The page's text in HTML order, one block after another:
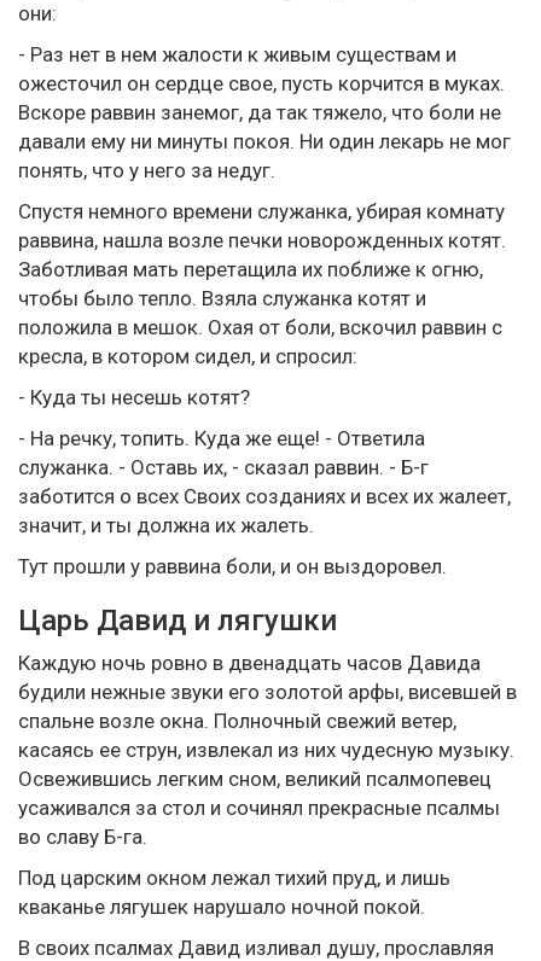
они:
- Раз нет в нем жалости к живым существам и
ожесточил он сердце свое, пусть корчится в муках.
Вскоре раввин занемог, да так тяжело, что боли не
давали ему ни минуты покоя. Ни один лекарь не мог
понять, что у него за недуг.
Спустя немного времени служанка, убирая комнату
раввина, нашла возле печки новорожденных котят.
Заботливая мать перетащила их поближе к огню,
чтобы было тепло. Взяла служанка котят и
положила в мешок. Охая от боли, вскочил раввин с
кресла, в котором сидел, и спросил:
- Куда ты несешь котят?
- На речку, топить. Куда же еще! - Ответила
служанка. - Оставь их, - сказал раввин. - Б-г
заботится о всех Своих созданиях и всех их жалеет,
значит, и ты должна их жалеть.
Тут прошли у раввина боли, и он выздоровел.
Царь Давид и лягушки
Каждую ночь ровно в двенадцать часов Давида
будили нежные звуки его золотой арфы, висевшей в
спальне возле окна. Полночный свежий ветер,
касаясь ее струн, извлекал из них чудесную музыку.
Освежившись легким сном, великий псалмопевец
усаживался за стол и сочинял прекрасные псалмы
во славу Б-га.
Под царским окном лежал тихий пруд, и лишь
кваканье лягушек нарушало ночной покой.
В своих псалмах Давид изливал душу, прославляя